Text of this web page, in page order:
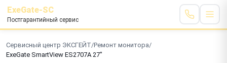
ExeGate-SC
Постгарантийный сервис
Сервисный центр ЭКСГЕЙТ/Ремонт монитора/
ExeGate SmartView ES2707A 27"